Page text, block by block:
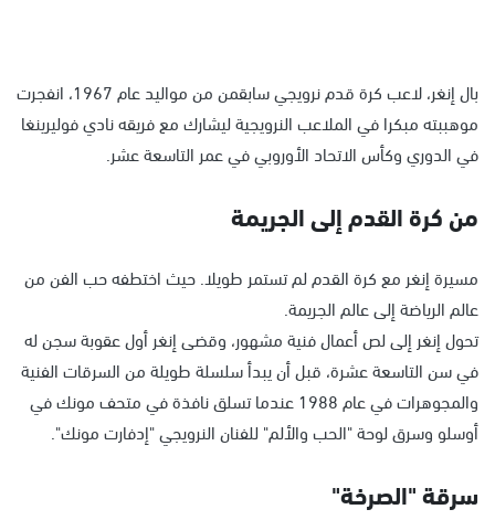
بال إنغر، لاعب كرة قدم نرويجي سابقمن من مواليد عام 1967، انفجرت
موهببته مبكرا في الملاعب النرويجية ليشارك مع فريقه نادي فوليرينغا
في الدوري وكأس الاتحاد الأوروبي في عمر التاسعة عشر.
من كرة القدم إلى الجريمة
مسيرة إنغر مع كرة القدم لم تستمر طويلا. حيث اختطفه حب الفن من
عالم الرياضة إلى عالم الجريمة.
تحول إنغر إلى لص أعمال فنية مشهور، وقضى إنغر أول عقوبة سجن له
في سن التاسعة عشرة، قبل أن يبدأ سلسلة طويلة من السرقات الفنية
والمجوهرات في عام 1988 عندما تسلق نافذة في متحف مونك في
أوسلو وسرق لوحة "الحب والألم" للفنان النرويجي "إدفارت مونك".
سرقة "الصرخة"